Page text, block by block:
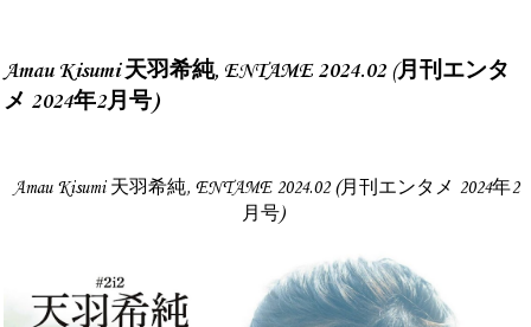
Amau Kisumi 天羽希純, ENTAME 2024.02 (月刊エンタ
メ 2024年2月号)
Amau Kisumi 天羽希純, ENTAME 2024.02 (月刊エンタメ 2024年2
月号)